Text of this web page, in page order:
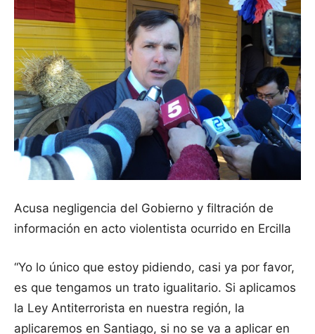
Acusa negligencia del Gobierno y filtración de
información en acto violentista ocurrido en Ercilla
“Yo lo único que estoy pidiendo, casi ya por favor,
es que tengamos un trato igualitario. Si aplicamos
la Ley Antiterrorista en nuestra región, la
aplicaremos en Santiago, si no se va a aplicar en